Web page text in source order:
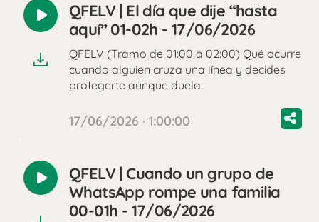
Reproducir
audio
QFELV | El día que dije “hasta
aquí” 01-02h - 17/06/2026
QFELV (Tramo de 01:00 a 02:00) Qué ocurre
cuando alguien cruza una línea y decides
protegerte aunque duela.
17/06/2026 · 1:00:00
Reproducir
audio
QFELV | Cuando un grupo de
WhatsApp rompe una familia
00-01h - 17/06/2026